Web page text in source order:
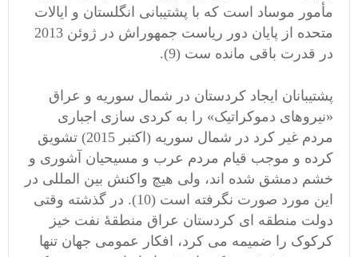
مأمور موساد است که با پشتیبانی انگلستان و ایالات
متحده از پایان دور ریاست جمهوراش در ژوئن 2013
در قدرت باقی مانده ست (9).
پشتیبانان ایجاد کردستان در شمال سوریه و عراق
«نیروهای دموکراتیک» را به کردی سازی اجباری
مردم غیر کرد در شمال سوریه (اکتبر 2015) تشویق
کرده و موجب قیام مردم عرب و مسیحیان آشوری و
خشم دمشق شده اند، ولی هیچ واکنش بین المللی در
این مورد صورت نگرفته است (10). در گذشته وقتی
دولت منطقه ای کردستان عراق منطقۀ نفت خیز
کرکوک را ضمیمه می کرد، افکار عمومی جهان تنها